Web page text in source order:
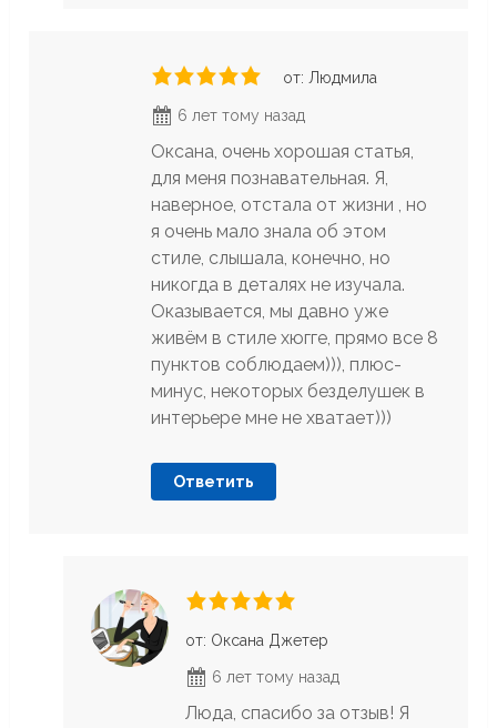
от: Людмила
6 лет тому назад
Оксана, очень хорошая статья,
для меня познавательная. Я,
наверное, отстала от жизни , но
я очень мало знала об этом
стиле, слышала, конечно, но
никогда в деталях не изучала.
Оказывается, мы давно уже
живём в стиле хюгге, прямо все 8
пунктов соблюдаем))), плюс-
минус, некоторых безделушек в
интерьере мне не хватает)))
Ответить
от: Оксана Джетер
6 лет тому назад
Люда, спасибо за отзыв! Я